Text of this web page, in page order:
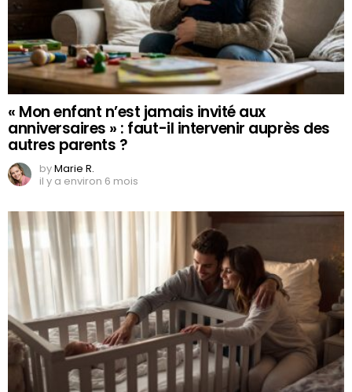
« Mon enfant n’est jamais invité aux
anniversaires » : faut-il intervenir auprès des
autres parents ?
byMarie R.
il y a environ 6 mois